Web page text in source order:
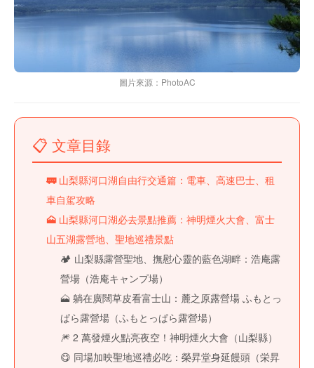
圖片來源：PhotoAC
📋 文章目錄
🚃 山梨縣河口湖自由行交通篇：電車、高速巴士、租
車自駕攻略
🗻 山梨縣河口湖必去景點推薦：神明煙火大會、富士
山五湖露營地、聖地巡禮景點
🏕️ 山梨縣露營聖地、撫慰心靈的藍色湖畔：浩庵露
營場（浩庵キャンプ場）
🗻 躺在廣闊草皮看富士山：麓之原露營場 ふもとっ
ぱら露營場（ふもとっぱら露營場）
🎆 2 萬發煙火點亮夜空！神明煙火大會（山梨縣）
😋 同場加映聖地巡禮必吃：榮昇堂身延饅頭（栄昇